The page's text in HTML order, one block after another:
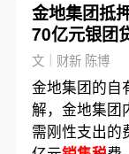
金地集团抵
70亿元银团
文｜财新 陈博
金地集团的自
解，金地集团
需刚性支出的